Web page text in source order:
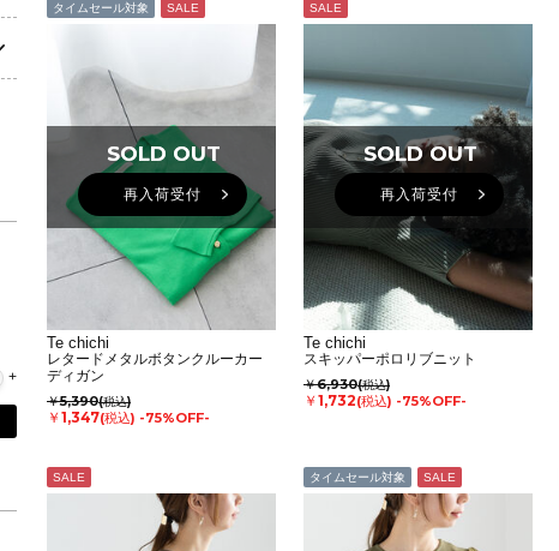
タイムセール対象 SALE
SOLD OUT
SOLD OUT
再入荷受付
Te chichi
レタードメタルボタンクルーカー
ディガン
￥5,390(税込)
￥1,347(税込) -75%OFF-
SALE
SOLD OUT
SOLD OUT
再入荷受付
Te chichi
スキッパーポロリブニット
￥6,930(税込)
￥1,732(税込) -75%OFF-
SALE タイムセール対象 SALE